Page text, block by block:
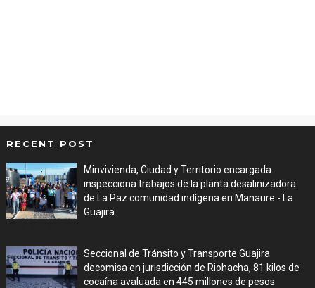
RECENT POST
Minvivienda, Ciudad y Territorio encargada
inspecciona trabajos de la planta desalinizadora
de La Paz comunidad indígena en Manaure - La
Guajira
Seccional de Tránsito y Transporte Guajira
decomisa en jurisdicción de Riohacha, 81 kilos de
cocaína avaluada en 445 millones de pesos